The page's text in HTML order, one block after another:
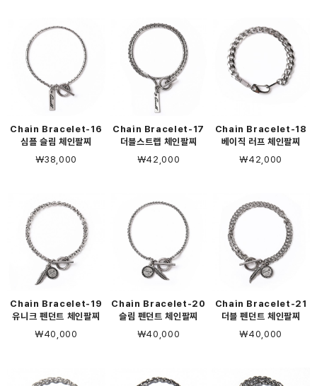
Chain Bracelet-16
심플 슬림 체인팔찌
￦38,000
Chain Bracelet-17
더블스트랩 체인팔찌
￦42,000
Chain Bracelet-18
베이직 러프 체인팔찌
￦42,000
Chain Bracelet-19
유니크 펜던트 체인팔찌
￦40,000
Chain Bracelet-20
슬림 펜던트 체인팔찌
￦40,000
Chain Bracelet-21
더블 펜던트 체인팔찌
￦40,000